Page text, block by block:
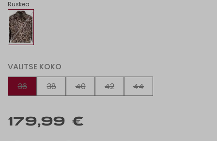
Ruskea
VALITSE KOKO
36
38 40 42 44
179,99 €